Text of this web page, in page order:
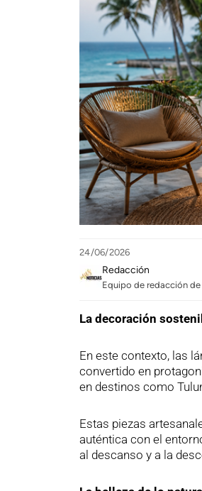
24/06/2026
Redacción
Equipo de redacción
La decoración
En este contexto, las
convertido en
en destinos como
Estas piezas
auténtica con el
al descanso y a la